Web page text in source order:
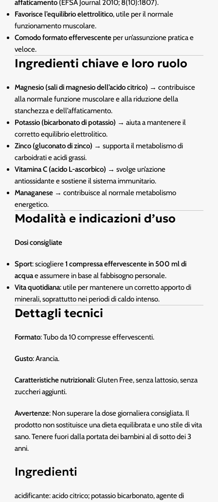
affaticamento (EFSA Journal 2010; 8(10):1807).
Favorisce l’equilibrio elettrolitico, utile per il normale
funzionamento muscolare.
Comodo formato effervescente per un’assunzione pratica e
veloce.
Ingredienti chiave e loro ruolo
Magnesio (sali di magnesio dell’acido citrico) → contribuisce
alla normale funzione muscolare e alla riduzione della
stanchezza e dell’affaticamento.
Potassio (bicarbonato di potassio) → aiuta a mantenere il
corretto equilibrio elettrolitico.
Zinco (gluconato di zinco) → supporta il metabolismo di
carboidrati e acidi grassi.
Vitamina C (acido L-ascorbico) → svolge un’azione
antiossidante e sostiene il sistema immunitario.
Managanese → contribuisce al normale metabolismo
energetico.
Modalità e indicazioni d’uso
Dosi consigliate
Sport: sciogliere1 compressa effervescente in 500 ml di
acquae assumere in base al fabbisogno personale.
Vita quotidiana: utile per mantenere un corretto apporto di
minerali, soprattutto nei periodi di caldo intenso.
Dettagli tecnici
Formato: Tubo da 10 compresse effervescenti.
Gusto: Arancia.
Caratteristiche nutrizionali: Gluten Free, senza lattosio, senza
zuccheri aggiunti.
Avvertenze: Non superare la dose giornaliera consigliata. Il
prodotto non sostituisce una dieta equilibrata e uno stile di vita
sano. Tenere fuori dalla portata dei bambini al di sotto dei 3
anni.
Ingredienti
acidificante: acido citrico; potassio bicarbonato, agente di